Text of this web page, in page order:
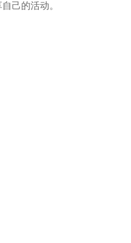
己的活动。